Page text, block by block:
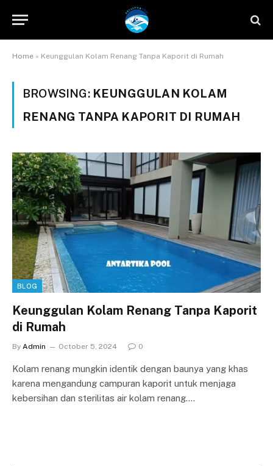
Home » Keunggulan Kolam Renang Tanpa Kaporit di Rumah
BROWSING: KEUNGGULAN KOLAM
RENANG TANPA KAPORIT DI RUMAH
BLOG
Keunggulan Kolam Renang Tanpa Kaporit
di Rumah
By Admin October 5, 2024 0
Kolam renang mungkin identik dengan baunya yang khas
karena mengandung campuran kaporit untuk menjaga
kebersihan dan sterilitas air kolam renang.…